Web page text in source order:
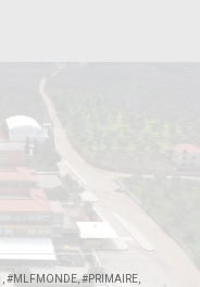
#MLFMONDE,#PRIMAIRE